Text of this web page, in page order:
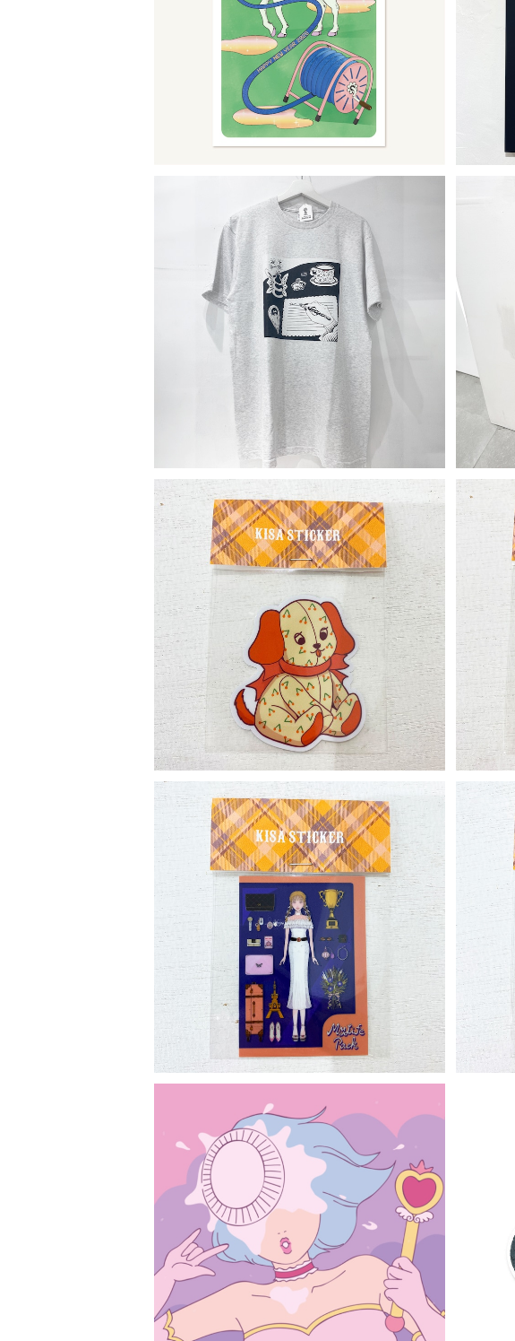
【お年玉付き年賀状】2026年年賀状 3枚セッ
ト シュールイラスト
¥770
T-shirt(ash)
¥4,400
Sticker
¥330
Sticker
¥330
SNSアイコンイラスト/インパクトのあるアイ
コン（商用OK） オーダーイラスト【あなたの
お顔にパイ投げを】
¥5,500